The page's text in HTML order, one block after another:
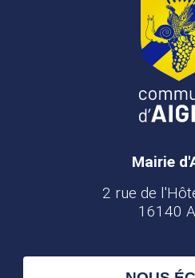
Mairie
2 rue de
16140